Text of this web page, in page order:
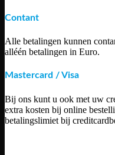
Contant
Alle betalingen kunnen
alléén betalingen in Euro.
Mastercard / Visa
Bij ons kunt u ook met uw
extra kosten bij online
betalingslimiet bij